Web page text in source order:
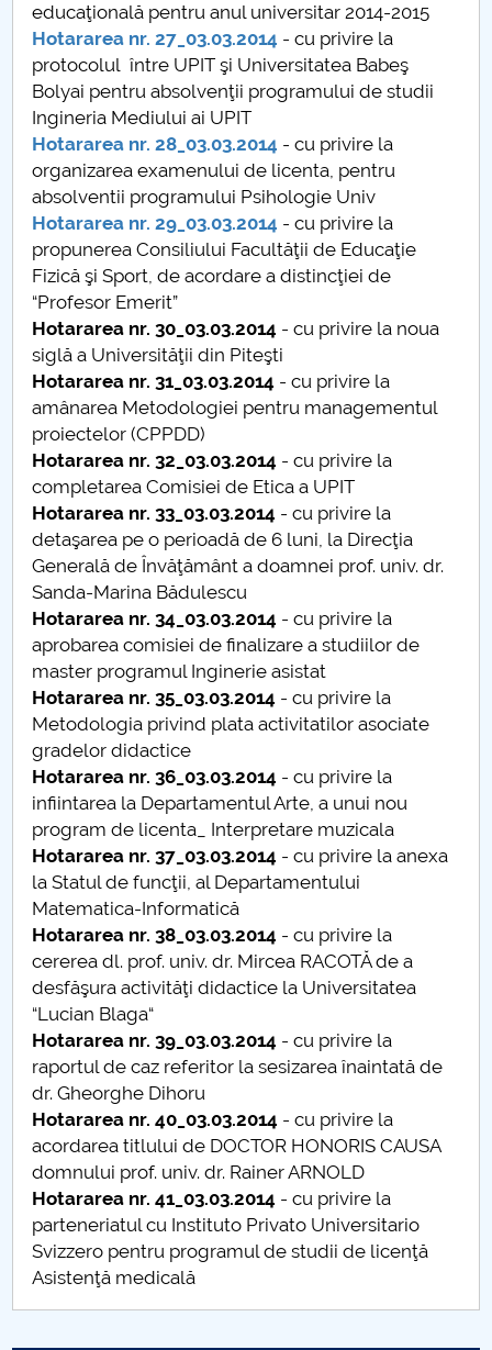
Proiect SU-ETIC
Protection des données personnelles
Université pour la communauté
Études doctorales
Comisie de etica unversitară
Evenimente CUP
Accesibilitate pentru studenții cu dizabilități
Raportul Conducerii Centrului Universitar Pitești
privind implementarea Planului Operațional 2020-
2024
Parteneri CUP
Centrul de Consiliere și Orientare în Carieră
Chestionar angajabilitate ALUMNI – UPB
CAR2026
MENIU CANTINA
Hotarari senat din 6 februarie 2014
Hotarari senat din 3 martie 2014
Hotarari senat din 24 martie 2014
Hotarari senat din 31 martie 2014
Hotarari senat din 17 aprilie 2014
Hotarari senat din 29 mai 2014
Hotarari senat din 24 iunie 2014
Hotarari senat din 17 iulie 2014
Hotarari senat din 25 iulie 2014
Hotarari senat din 16 septembrie 2014
Hotarari senat din 26 septembrie 2014
educaţională pentru anul universitar 2014-2015
Hotararea nr. 27_03.03.2014 - cu privire la
protocolul între UPIT şi Universitatea Babeş
Bolyai pentru absolvenţii programului de studii
Ingineria Mediului ai UPIT
Hotararea nr. 28_03.03.2014 - cu privire la
organizarea examenului de licenta, pentru
absolventii programului Psihologie Univ
Hotararea nr. 29_03.03.2014 - cu privire la
propunerea Consiliului Facultăţii de Educaţie
Fizică şi Sport, de acordare a distincţiei de
“Profesor Emerit”
Hotararea nr. 30_03.03.2014 - cu privire la noua
siglă a Universităţii din Piteşti
Hotararea nr. 31_03.03.2014 - cu privire la
amânarea Metodologiei pentru managementul
proiectelor (CPPDD)
Hotararea nr. 32_03.03.2014 - cu privire la
completarea Comisiei de Etica a UPIT
Hotararea nr. 33_03.03.2014 - cu privire la
detaşarea pe o perioadă de 6 luni, la Direcţia
Generală de Învăţământ a doamnei prof. univ. dr.
Sanda-Marina Bădulescu
Hotararea nr. 34_03.03.2014 - cu privire la
aprobarea comisiei de finalizare a studiilor de
master programul Inginerie asistat
Hotararea nr. 35_03.03.2014 - cu privire la
Metodologia privind plata activitatilor asociate
gradelor didactice
Hotararea nr. 36_03.03.2014 - cu privire la
infiintarea la Departamentul Arte, a unui nou
program de licenta_ Interpretare muzicala
Hotararea nr. 37_03.03.2014 - cu privire la anexa
la Statul de funcţii, al Departamentului
Matematica-Informatică
Hotararea nr. 38_03.03.2014 - cu privire la
cererea dl. prof. univ. dr. Mircea RACOTĂ de a
desfăşura activităţi didactice la Universitatea
“Lucian Blaga“
Hotararea nr. 39_03.03.2014 - cu privire la
raportul de caz referitor la sesizarea înaintată de
dr. Gheorghe Dihoru
Hotararea nr. 40_03.03.2014 - cu privire la
acordarea titlului de DOCTOR HONORIS CAUSA
domnului prof. univ. dr. Rainer ARNOLD
Hotararea nr. 41_03.03.2014 - cu privire la
parteneriatul cu Instituto Privato Universitario
Svizzero pentru programul de studii de licenţă
Asistenţă medicală